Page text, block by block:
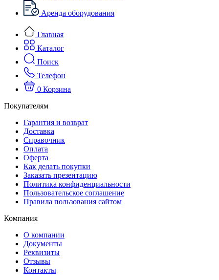
Аренда оборудования
Главная
Каталог
Поиск
Телефон
0 Корзина
Покупателям
Гарантия и возврат
Доставка
Справочник
Оплата
Оферта
Как делать покупки
Заказать презентацию
Политика конфиденциальности
Пользовательское соглашение
Правила пользования сайтом
Компания
О компании
Документы
Реквизиты
Отзывы
Контакты